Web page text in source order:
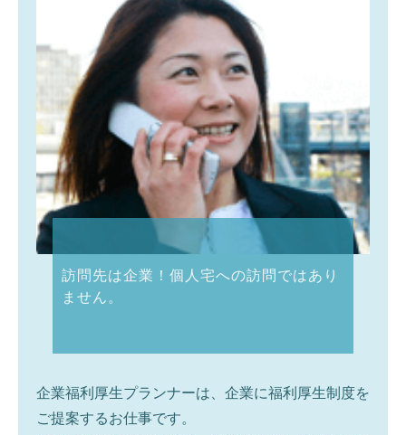
訪問先は企業！個人宅への訪問ではあり
ません。
企業福利厚生プランナーは、企業に福利厚生制度を
ご提案するお仕事です。